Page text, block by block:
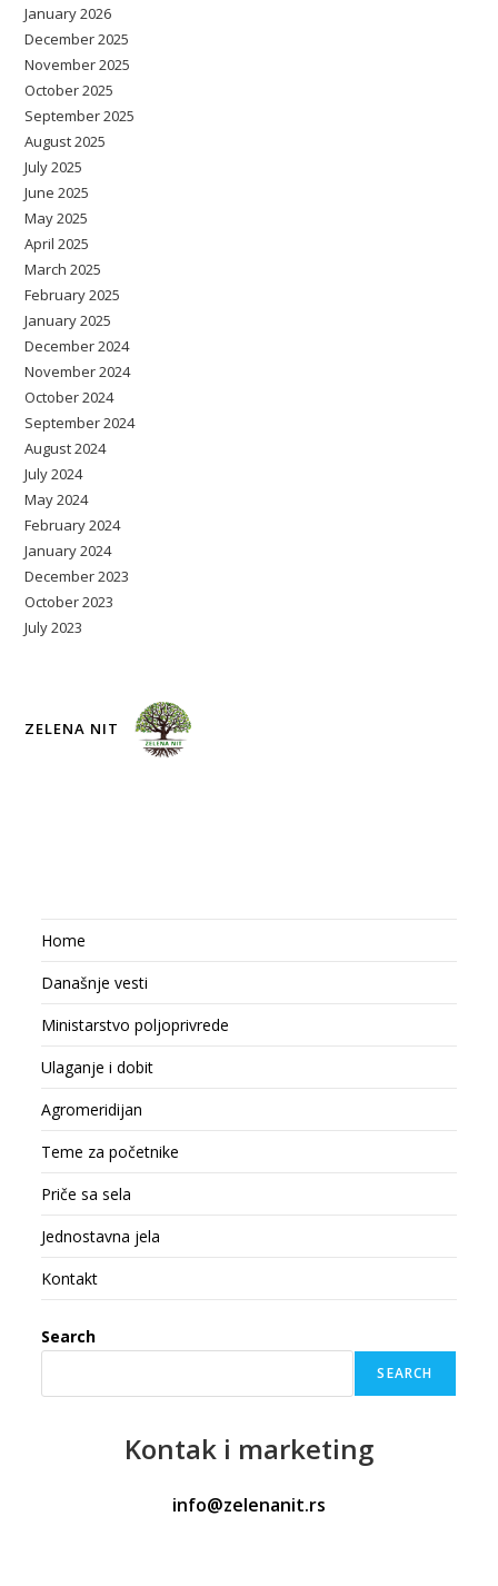
January 2026
December 2025
November 2025
October 2025
September 2025
August 2025
July 2025
June 2025
May 2025
April 2025
March 2025
February 2025
January 2025
December 2024
November 2024
October 2024
September 2024
August 2024
July 2024
May 2024
February 2024
January 2024
December 2023
October 2023
July 2023
ZELENA NIT
Home
Današnje vesti
Ministarstvo poljoprivrede
Ulaganje i dobit
Agromeridijan
Teme za početnike
Priče sa sela
Jednostavna jela
Kontakt
Search
SEARCH
Kontak i marketing
info@zelenanit.rs